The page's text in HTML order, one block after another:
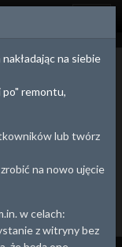
zmiany
perspektywy, co
efekty
sylwetką tworząc
na siebie
po" remontu,
lub twórz
na nowo ujęcie
w celach:
z witryny bez